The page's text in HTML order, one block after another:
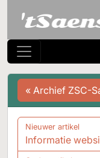
« Archief ZSC-
Nieuwer artikel
Informatie